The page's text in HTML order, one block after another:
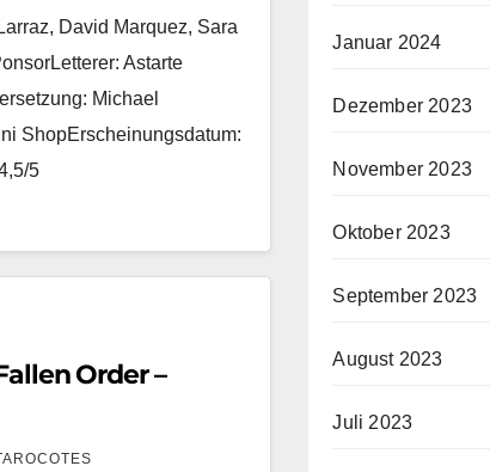
David Marquez, Sara
Astarte
Michael
ShopErscheinungsdatum:
5
Order –
Januar 2024
Dezember 2023
November 2023
Oktober 2023
September 2023
August 2023
Juli 2023